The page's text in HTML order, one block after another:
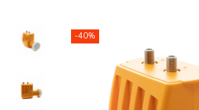
-40%